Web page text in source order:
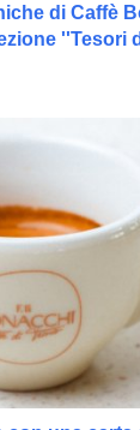
di Caffè
''Tesori